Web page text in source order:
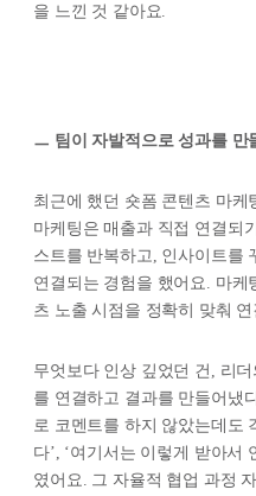
을 느낀 것 같아요.
ㅡ 팀이 자발적으로 성과를 만
최근에 했던 숏폼 콘텐츠 마
마케팅은 매출과 직접 연결되
스트를 반복하고, 인사이트를
연결되는 경험을 했어요. 마
츠 노출 시점을 정확히 맞춰
무엇보다 인상 깊었던 건, 리
를 연결하고 결과를 만들어냈
로 코멘트를 하지 않았는데도
다’, ‘여기서는 이렇게 받아서
였어요. 그 자율적 협업 과정